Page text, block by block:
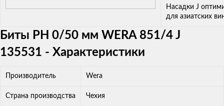
Насадки J
для азиатских
Биты PH 0/50 мм WERA 851/4 J
135531 - Характеристики
Производитель Wera
Страна производства Чехия